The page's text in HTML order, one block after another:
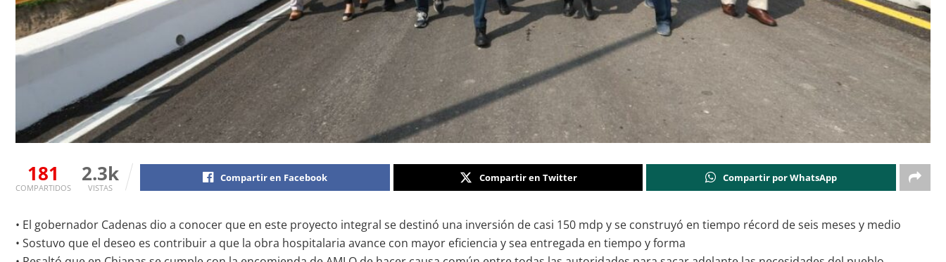
181
COMPARTIDOS
2.3k
VISTAS
Compartir en Facebook Compartir en Twitter Compartir por WhatsApp
• El gobernador Cadenas dio a conocer que en este proyecto integral se destinó una inversión de casi 150 mdp y se construyó en tiempo récord de seis meses y medio
• Sostuvo que el deseo es contribuir a que la obra hospitalaria avance con mayor eficiencia y sea entregada en tiempo y forma